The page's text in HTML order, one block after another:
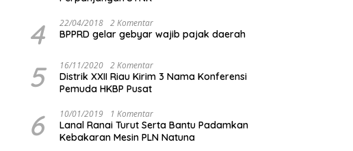
4 22/04/2018 2 Komentar
BPPRD gelar gebyar wajib pajak daerah
5 16/11/2020 2 Komentar
Distrik XXII Riau Kirim 3 Nama Konferensi
Pemuda HKBP Pusat
6 10/01/2019 1 Komentar
Lanal Ranai Turut Serta Bantu Padamkan
Kebakaran Mesin PLN Natuna